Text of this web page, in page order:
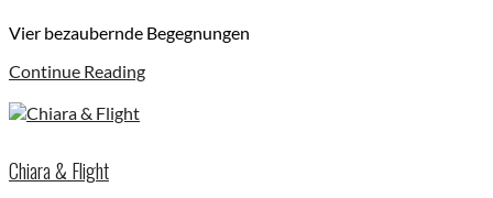
Vier bezaubernde Begegnungen
Continue Reading
Chiara & Flight